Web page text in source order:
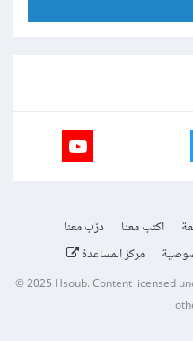
اكتب معنا
درّب معنا
مركز المساعدة
© 2025Hsoub.Content licensed